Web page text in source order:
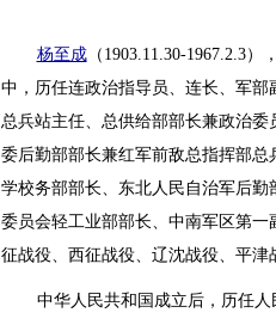
杨至成（1903.11.30-1967.2.3）
中，历任连政治指导员、连长、军
总兵站主任、总供给部部长兼政治
委后勤部部长兼红军前敌总指挥部
学校务部部长、东北人民自治军后
委员会轻工业部部长、中南军区第
征战役、西征战役、辽沈战役、平津
中华人民共和国成立后，历任